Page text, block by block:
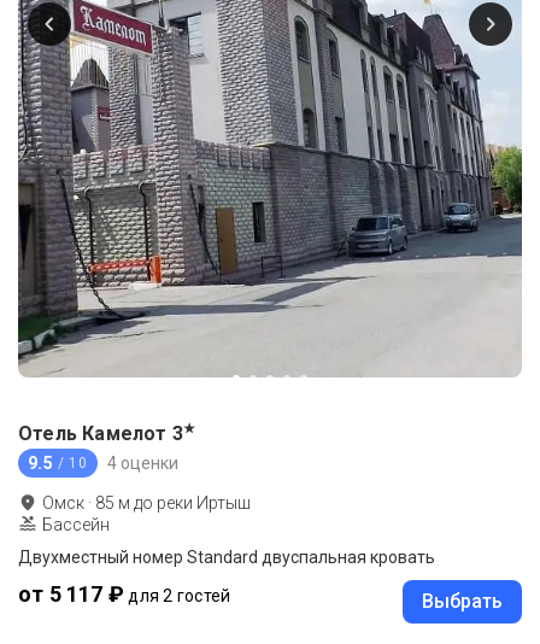
Отель Камелот 3★
9.5 / 10 4 оценки
Омск · 85 м до реки Иртыш
Бассейн
Двухместный номер Standard двуспальная кровать
от 5 117 ₽ для 2 гостей Выбрать